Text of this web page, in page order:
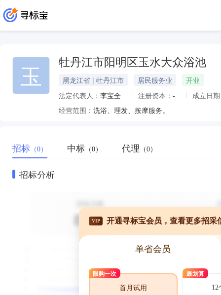
玉 牡丹江市阳明区玉水大众浴池
黑龙江省 | 牡丹江市 居民服务业
开业
法定代表人： 李宝全 注册资本： -
成立日
经营范围： 洗浴、理发、按摩服务。
招标 （0） 中标 （0） 代理 （0）
招标分析
VIP 开通寻标宝会员，查看更多招采
单省会员
限购一次
首月试用
最划算
12